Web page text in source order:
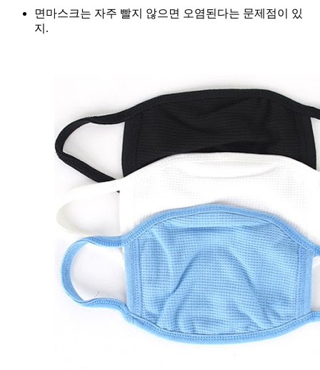
면마스크는 자주 빨지 않으면 오염된다는 문제점이 있
지.